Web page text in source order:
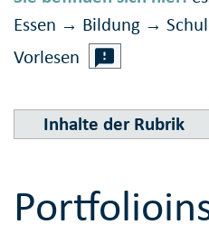
Essen → Bildung →
Vorlesen
Inhalte der Rubrik